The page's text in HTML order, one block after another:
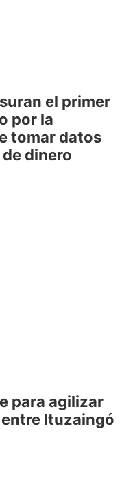
el primer
por la
tomar datos
dinero
para agilizar
Ituzaingó